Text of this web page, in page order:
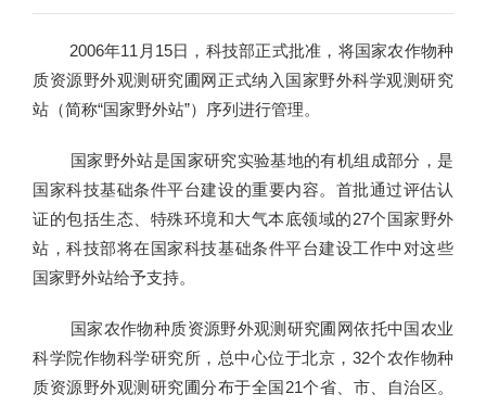
2006年11月15日，科技部正式批准，将国家农作物种
质资源野外观测研究圃网正式纳入国家野外科学观测研究
站（简称“国家野外站”）序列进行管理。
国家野外站是国家研究实验基地的有机组成部分，是
国家科技基础条件平台建设的重要内容。首批通过评估认
证的包括生态、特殊环境和大气本底领域的27个国家野外
站，科技部将在国家科技基础条件平台建设工作中对这些
国家野外站给予支持。
国家农作物种质资源野外观测研究圃网依托中国农业
科学院作物科学研究所，总中心位于北京，32个农作物种
质资源野外观测研究圃分布于全国21个省、市、自治区。